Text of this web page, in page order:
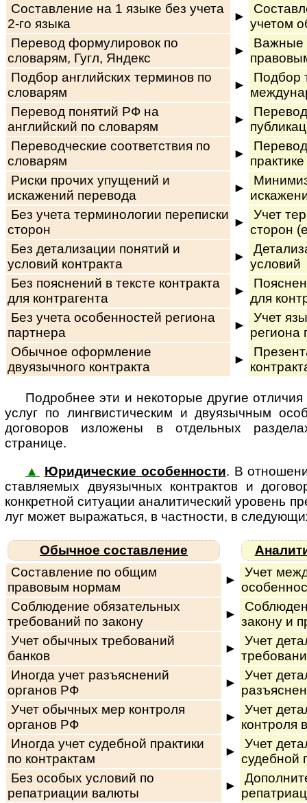
Составление на 1 языке без учета
2-го языка
►
учетом
Перевод формулировок по
словарям, Гугл, Яндекс
►
Важные
Подбор английских терминов по
словарям
►
Подбор
Перевод понятий РФ на
английский по словарям
►
Переводческие соответствия по
словарям
►
Риски прочих упущений и
искажений перевода
►
Без учета терминологии переписки
сторон
►
Учет
сторон
Без детализации понятий и
условий контракта
►
условий
Без пояснений в тексте контракта
для контрагента
►
для
Без учета особенностей региона
партнера
►
Учет
региона
Обычное оформление
двуязычного контракта
►
Подробнее эти и некоторые другие
услуг по лин­г­вис­ти­чес­ким и дву­языч­ным
договоров из­ло­же­ны в от­дель­ных
странице.
▲
Юридические особенности. В
став­ля­е­мых дву­языч­ных кон­т­рак­тов и
конкретной ситуации ана­ли­ти­чес­кий уро­вень
луг мо­жет вы­ра­жать­ся, в част­нос­ти, в
Обычное составление
Составление по общим
правовым нормам
►
Учет
Соблюдение обязательных
требований по закону
►
закону и
Учет обычных требований
банков
►
Учет
Иногда учет разъяснений
органов РФ
►
Учет
Учет обычных мер контроля
органов РФ
►
Учет
контроля
Иногда учет судебной практики
по контрактам
►
Учет
судебной
Без особых условий по
репатриации валюты
►